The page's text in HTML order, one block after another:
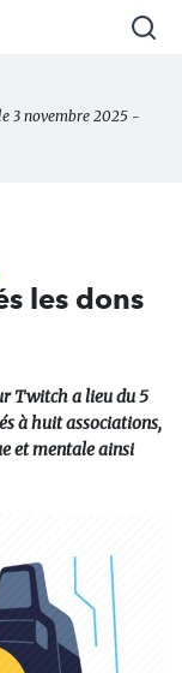
3 novembre 2025 -
les dons
Twitch a lieu du 5
à huit associations,
et mentale ainsi